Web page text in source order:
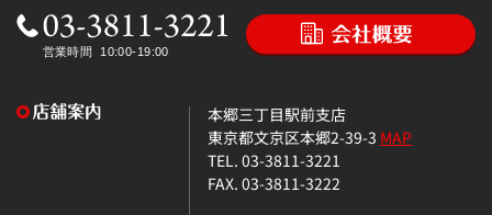
本郷三丁目駅前支店
東京都文京区本郷2-39-3 MAP
TEL. 03-3811-3221
FAX. 03-3811-3222